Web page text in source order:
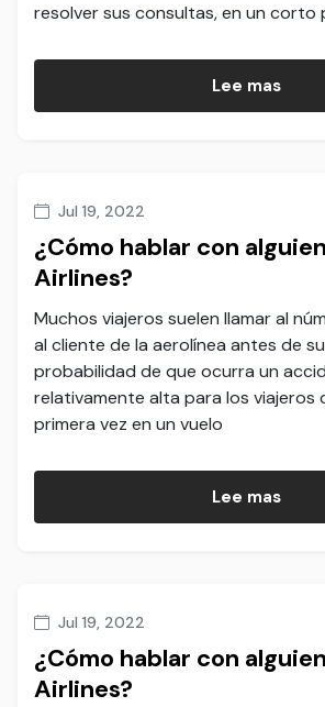
resolver sus consultas, en un corto
Lee mas
Jul 19, 2022
¿Cómo hablar con
Airlines?
Muchos viajeros suelen llamar al
al cliente de la aerolínea antes de su
probabilidad de que ocurra un
relativamente alta para los viajeros
primera vez en un vuelo
Lee mas
Jul 19, 2022
¿Cómo hablar con
Airlines?